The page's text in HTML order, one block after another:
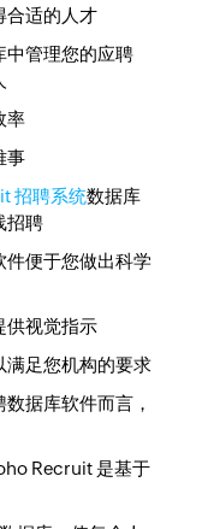
合适的人才
中管理您的应聘
率
事
招聘系统数据库
招聘
件便于您做出科学
供视觉指示
满足您机构的要求
据库软件而言，
Recruit 是基于